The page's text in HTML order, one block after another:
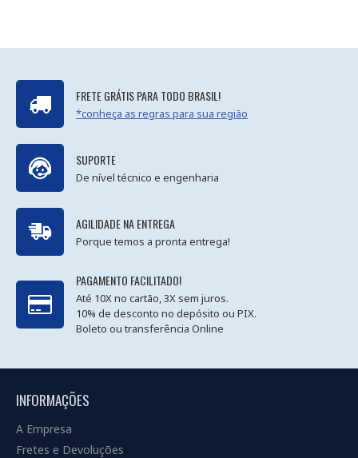
FRETE GRÁTIS PARA TODO BRASIL!
*conheça as regras para sua região
SUPORTE
De nível técnico e engenharia
AGILIDADE NA ENTREGA
Porque temos a pronta entrega!
PAGAMENTO FACILITADO!
Até 10X no cartão, 3X sem juros.
10% de desconto no depósito ou PIX.
Boleto ou transferência Online
INFORMAÇÕES
A Empresa
Fretes e Devoluções